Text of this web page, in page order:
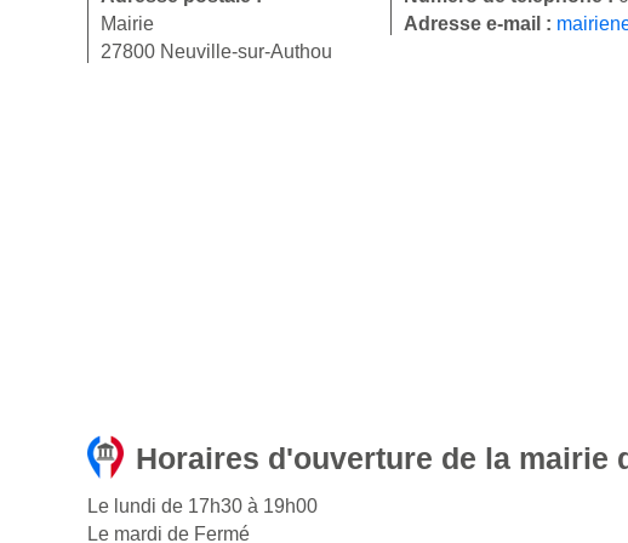
Mairie
27800 Neuville-sur-Authou
Adresse e-mail :
Horaires d'ouverture de la mairie
Le lundi de 17h30 à 19h00
Le mardi de Fermé